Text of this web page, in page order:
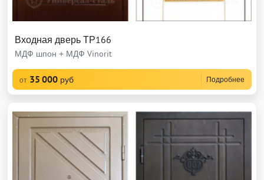
Входная дверь ТР166
МДФ шпон + МДФ Vinorit
от 35 000 руб Подробнее